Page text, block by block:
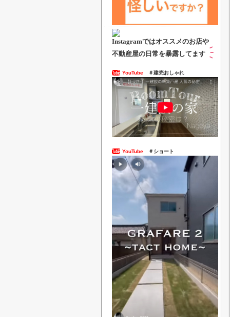
Instagramではオススメのお店や
不動産屋の日常を暴露してます
YouTube ＃建売おしゃれ
YouTube ＃ショート